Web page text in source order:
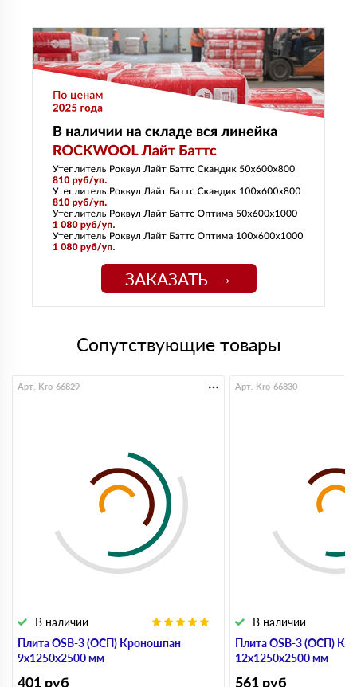
ЗАКАЗАТЬ
Сопутствующие товары
Плита OSB-3 (ОСП) Кроношпан
9х1250х2500 мм
В наличии
Арт. Kro-66829
401 руб
Плита OSB-3 (ОСП)
12х1250х2500 мм
В наличии
Арт. Kro-66830
561 руб